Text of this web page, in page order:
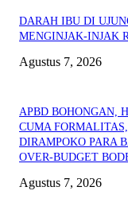
DARAH IBU DI
MENGINJAK-INJAK
Agustus 7, 2026
APBD BOHONGAN,
CUMA
DIRAMPOKO PARA
OVER-BUDGET
Agustus 7, 2026